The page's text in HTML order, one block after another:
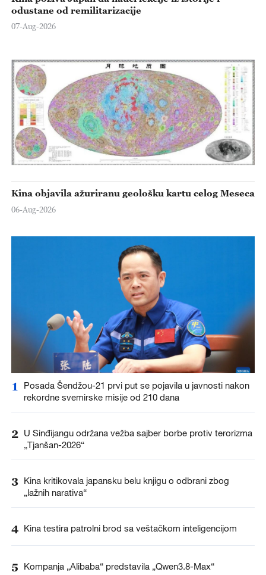
odustane od remilitarizacije
07-Aug-2026
Kina objavila ažuriranu geološku kartu celog Meseca
06-Aug-2026
1
Posada Šendžou-21 prvi put se pojavila u javnosti nakon
rekordne svemirske misije od 210 dana
2 U Sinđijangu održana vežba sajber borbe protiv terorizma
„Tjanšan-2026“
3 Kina kritikovala japansku belu knjigu o odbrani zbog
„lažnih narativa“
4 Kina testira patrolni brod sa veštačkom inteligencijom
5 Kompanja „Alibaba“ predstavila „Qwen3.8-Max“